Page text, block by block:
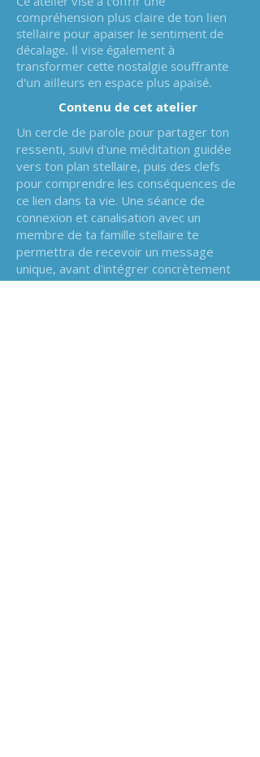
compréhension plus claire de ton lien
stellaire pour apaiser le sentiment de
décalage. Il vise également à
transformer cette nostalgie souffrante
d'un ailleurs en espace plus apaisé.
Contenu de cet atelier
Un cercle de parole pour partager ton
ressenti, suivi d'une méditation guidée
vers ton plan stellaire, puis des clefs
pour comprendre les conséquences de
ce lien dans ta vie. Une séance de
connexion et canalisation avec un
membre de ta famille stellaire te
permettra de recevoir un message
unique, avant d'intégrer concrètement
cette expérience dans ton quotidien.